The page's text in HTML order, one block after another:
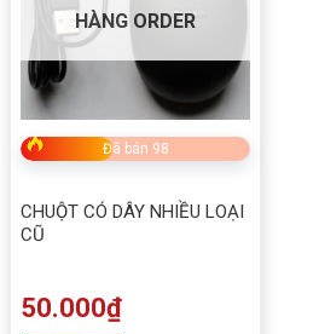
HÀNG ORDER
Đã bán 98
CHUỘT CÓ DÂY NHIỀU LOẠI
CŨ
50.000₫